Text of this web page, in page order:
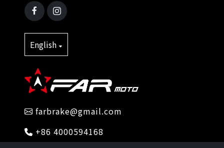
English
farbrake@gmail.com
+86 4000594168